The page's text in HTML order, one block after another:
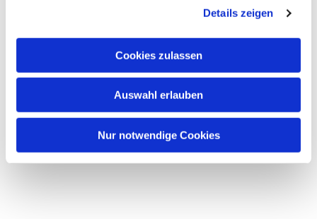
Details zeigen
Cookies zulassen
Auswahl erlauben
Nur notwendige Cookies